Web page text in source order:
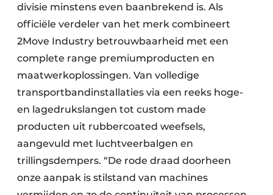
divisie minstens even baanbrekend is. Als
officiële verdeler van het merk combineert
2Move Industry betrouwbaarheid met een
complete range premiumproducten en
maatwerkoplossingen. Van volledige
transportbandinstallaties via een reeks hoge-
en lagedrukslangen tot custom made
producten uit rubbercoated weefsels,
aangevuld met luchtveerbalgen en
trillingsdempers. “De rode draad doorheen
onze aanpak is stilstand van machines